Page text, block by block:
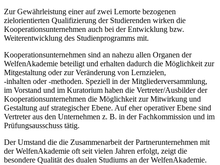
Zur Gewährleistung einer auf zwei Lernorte bezogenen
zielorientierten Qualifizierung der Studierenden wirken die
Koopera­tions­unter­nehmen auch bei der Entwicklung bzw.
Weiterentwicklung des Studien­programms mit.
Kooperationsunternehmen sind an nahezu allen Organen der
WelfenAkademie betei­ligt und erhalten dadurch die Möglichkeit zur
Mitgestaltung oder zur Veränderung von Lern­zie­len,
-inhalten oder -methoden. Speziell in der Mitglieder­ver­samm­lung,
im Vorstand und im Kura­torium haben die Vertreter/Ausbilder der
Kooperations­unternehmen die Möglichkeit zur Mit­wirkung und
Gestaltung auf strategischer Ebene. Auf eher ope­rativer Ebene sind
Vertreter aus den Unternehmen z. B. in der Fachkommission und im
Prüfungs­aus­schuss tätig.
Der Umstand die die Zusammenarbeit der Partnerunternehmen mit
der WelfenAkademie oft seit vielen Jahren erfolgt, zeigt die
besondere Qualität des dualen Studiums an der WelfenAkademie.